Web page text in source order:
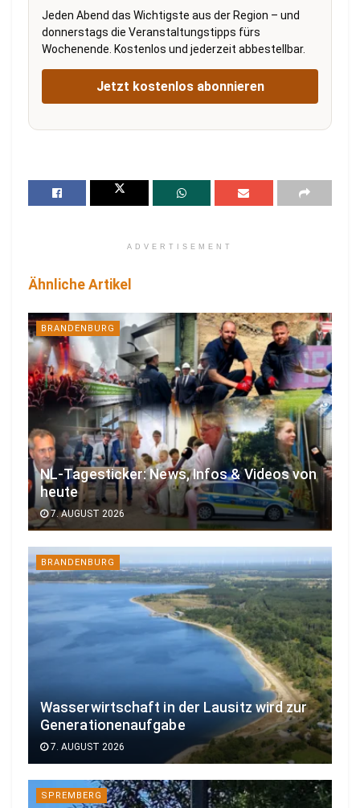
Jeden Abend das Wichtigste aus der Region – und
donnerstags die Veranstaltungstipps fürs
Wochenende. Kostenlos und jederzeit abbestellbar.
Jetzt kostenlos abonnieren
ADVERTISEMENT
Ähnliche Artikel
BRANDENBURG
NL-Tagesticker: News, Infos & Videos von
heute
7. AUGUST 2026
BRANDENBURG
Wasserwirtschaft in der Lausitz wird zur
Generationenaufgabe
7. AUGUST 2026
SPREMBERG